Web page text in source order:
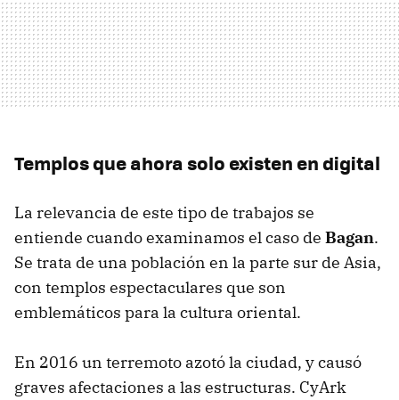
Templos que ahora solo existen en digital
La relevancia de este tipo de trabajos se
entiende cuando examinamos el caso de Bagan.
Se trata de una población en la parte sur de Asia,
con templos espectaculares que son
emblemáticos para la cultura oriental.
En 2016 un terremoto azotó la ciudad, y causó
graves afectaciones a las estructuras. CyArk